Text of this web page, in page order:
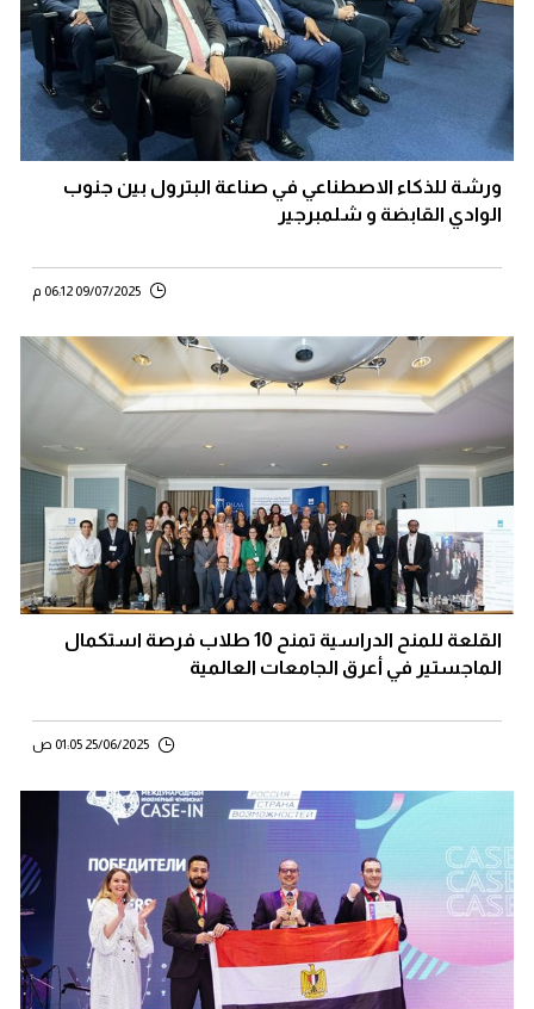
ورشة للذكاء الاصطناعي في صناعة البترول بين جنوب
الوادي القابضة و شلمبرجير
09/07/2025 06:12 م
القلعة للمنح الدراسية تمنح 10 طلاب فرصة استكمال
الماجستير في أعرق الجامعات العالمية
25/06/2025 01:05 ص